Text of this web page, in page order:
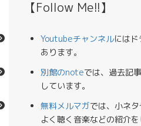
【Follow Me!!】
Youtubeチャンネルにはド
あります。
別館のnoteでは、過去記
しています。
無料メルマガでは、小ネタ
よく聴く音楽などの紹介を